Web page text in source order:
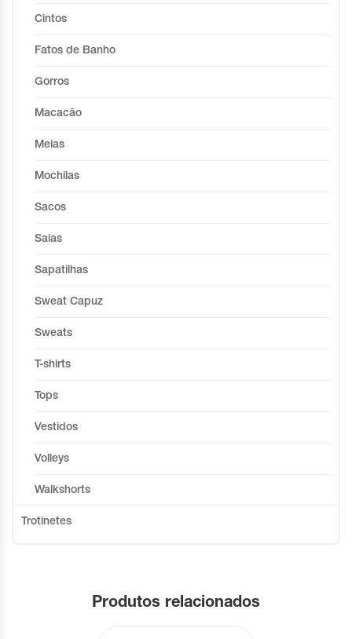
Cintos
Fatos de Banho
Gorros
Macacão
Meias
Mochilas
Sacos
Saias
Sapatilhas
Sweat Capuz
Sweats
T-shirts
Tops
Vestidos
Volleys
Walkshorts
Trotinetes
Produtos relacionados